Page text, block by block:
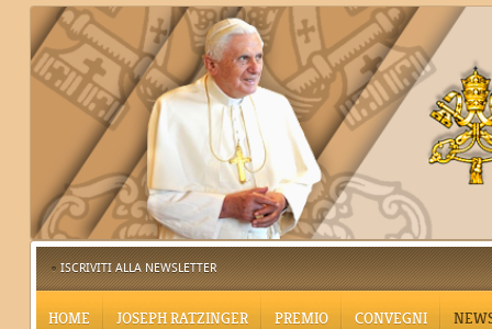
ISCRIVITI ALLA NEWSLETTER
HOME JOSEPH RATZINGER PREMIO CONVEGNI